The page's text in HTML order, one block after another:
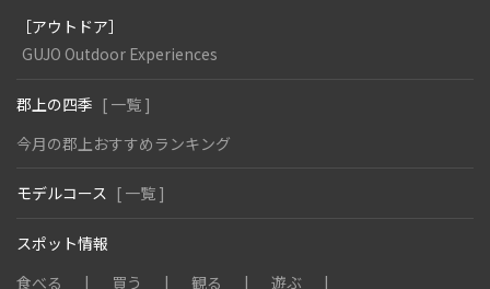
［アウトドア］
GUJO Outdoor Experiences
郡上の四季 [ 一覧 ]
今月の郡上おすすめランキング
モデルコース [ 一覧 ]
スポット情報
食べる
買う 観る
遊ぶ